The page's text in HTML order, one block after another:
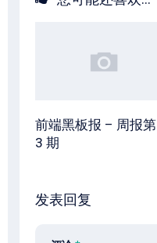
前端黑板报 – 周报第
3 期
发表回复